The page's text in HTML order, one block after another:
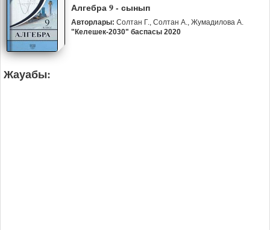
Алгебра 9 - сынып
Авторлары: Солтан Г., Солтан А., Жумадилова А.
"Келешек-2030" баспасы 2020
Жауабы: